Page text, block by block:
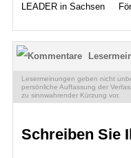
LEADER in Sachsen
Lesermeinungen geben nicht
persönliche Auffassung der
zu sinnwahrender Kürzung vor.
Schreiben Sie